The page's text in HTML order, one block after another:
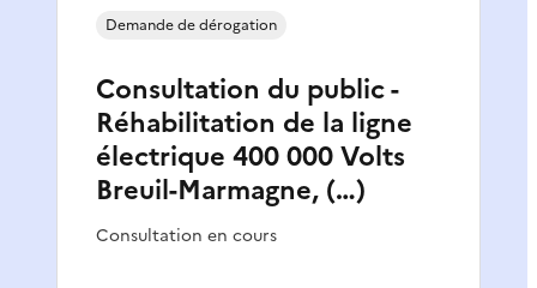
Consultation du public -
Réhabilitation de la ligne
électrique 400 000 Volts
Breuil-Marmagne, (…)
Consultation en cours
Demande de dérogation